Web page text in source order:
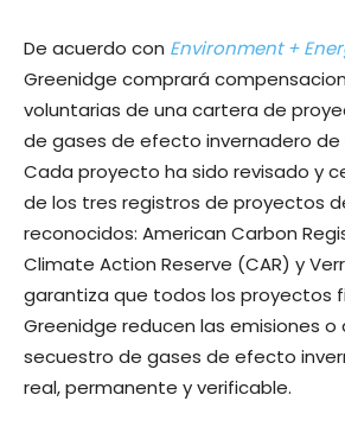
De acuerdo con Environment +
Greenidge comprará
voluntarias de una cartera de
de gases de efecto invernadero de
Cada proyecto ha sido revisado y
de los tres registros de proyectos
reconocidos: American Carbon
Climate Action Reserve (CAR) y
garantiza que todos los proyectos
Greenidge reducen las emisiones
secuestro de gases de efecto
real, permanente y verificable.